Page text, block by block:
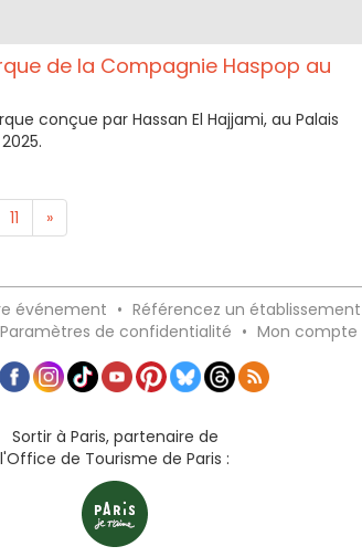
de la Compagnie Haspop au
conçue par Hassan El Hajjami, au Palais
11 »
événement • Référencez un établissement
Paramètres de confidentialité • Mon compte
Sortir à Paris, partenaire de
l'Office de Tourisme de Paris :